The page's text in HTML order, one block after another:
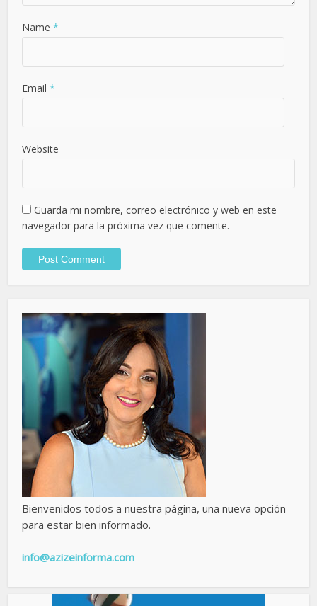
Name *
Email *
Website
Guarda mi nombre, correo electrónico y web en este
navegador para la próxima vez que comente.
Bienvenidos todos a nuestra página, una nueva opción
para estar bien informado.
info@azizeinforma.com